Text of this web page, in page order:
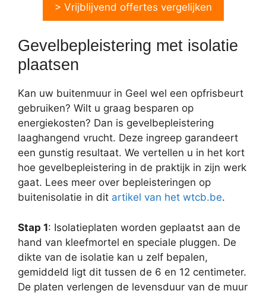
> Vrijblijvend offertes vergelijken
Gevelbepleistering met isolatie
plaatsen
Kan uw buitenmuur in Geel wel een opfrisbeurt
gebruiken? Wilt u graag besparen op
energiekosten? Dan is gevelbepleistering
laaghangend vrucht. Deze ingreep garandeert
een gunstig resultaat. We vertellen u in het kort
hoe gevelbepleistering in de praktijk in zijn werk
gaat. Lees meer over bepleisteringen op
buitenisolatie in dit artikel van het wtcb.be.
Stap 1: Isolatieplaten worden geplaatst aan de
hand van kleefmortel en speciale pluggen. De
dikte van de isolatie kan u zelf bepalen,
gemiddeld ligt dit tussen de 6 en 12 centimeter.
De platen verlengen de levensduur van de muur